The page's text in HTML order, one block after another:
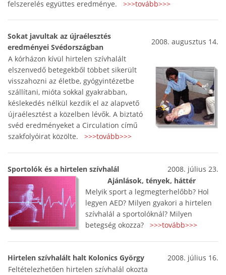
felszerelés együttes eredménye. >>>tovább>>>
Sokat javultak az újraélesztés
eredményei Svédországban
2008. augusztus 14.
A kórházon kívül hirtelen szívhalált
elszenvedő betegekből többet sikerült
visszahozni az életbe, gyógyintézetbe
szállítani, mióta sokkal gyakrabban,
késlekedés nélkül kezdik el az alapvető
újraélesztést a közelben lévők. A biztató
svéd eredményeket a Circulation című
szakfolyóirat közölte. >>>tovább>>>
Sportolók és a hirtelen szívhalál
2008. július 23.
Ajánlások, tények, háttér
Melyik sport a legmegterhelőbb? Hol
legyen AED? Milyen gyakori a hirtelen
szívhalál a sportolóknál? Milyen
betegség okozza? >>>tovább>>>
Hirtelen szívhalált halt Kolonics György
2008. július 16.
Feltételezhetően hirtelen szívhalál okozta